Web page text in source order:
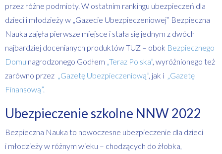
przez różne podmioty. W ostatnim rankingu ubezpieczeń dla
dzieci i młodzieży w „Gazecie Ubezpieczeniowej” Bezpieczna
Nauka zajęła pierwsze miejsce i stała się jednym z dwóch
najbardziej docenianych produktów TUZ – obok Bezpiecznego
Domu nagrodzonego Godłem „Teraz Polska”, wyróżnionego też
zarówno przez „Gazetę Ubezpieczeniową”, jak i „Gazetę
Finansową”.
Ubezpieczenie szkolne NNW 2022
Bezpieczna Nauka to nowoczesne ubezpieczenie dla dzieci
i młodzieży w różnym wieku – chodzących do żłobka,